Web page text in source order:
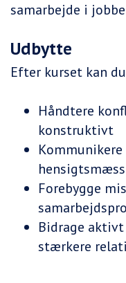
samarbejde i
Udbytte
Efter kurset kan
Håndtere
konstruktivt
Forebygge
Bidrage
stærkere